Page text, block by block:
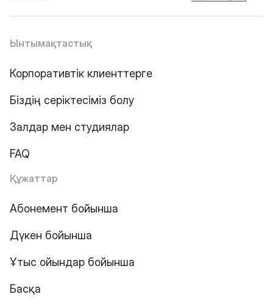
Ынтымақтастық
Корпоративтік клиенттерге
Біздің серіктесіміз болу
Залдар мен студиялар
FAQ
Құжаттар
Абонемент бойынша
Дүкен бойынша
Ұтыс ойындар бойынша
Басқа